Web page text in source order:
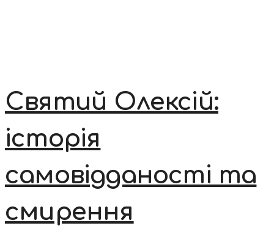
Святий Олексій:
історія
самовідданості та
смирення